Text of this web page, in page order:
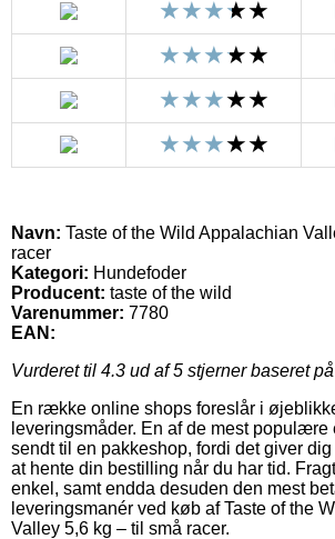
Navn: Taste of the Wild Appalachian
racer
Kategori: Hundefoder
Producent: taste of the wild
Varenummer: 7780
EAN:
Vurderet til 4.3 ud af 5 stjerner baseret på
En række online shops foreslår i
leveringsmåder. En af de mest populære
sendt til en pakkeshop, fordi det giver dig
at hente din bestilling når du har tid.
enkel, samt endda desuden den mest
leveringsmanér ved køb af Taste of the
Valley 5,6 kg – til små racer.